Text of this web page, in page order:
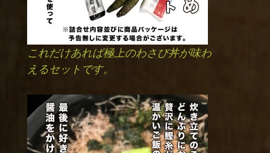
これだけあれば極上のわさび丼が味わ
えるセットです。